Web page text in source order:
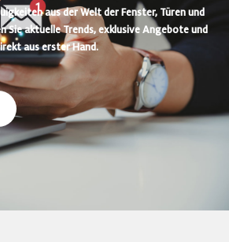
aus der Welt der Fenster, Türen und
Sie aktuelle Trends, exklusive Angebote und
aus erster Hand.